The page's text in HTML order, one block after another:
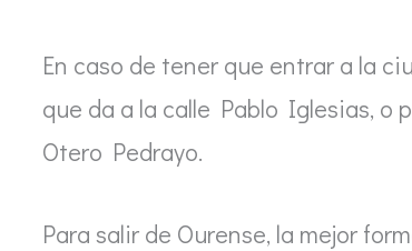
En caso de tener que entrar a la
que da a la calle Pablo Iglesias, o
Otero Pedrayo.
Para salir de Ourense, la mejor